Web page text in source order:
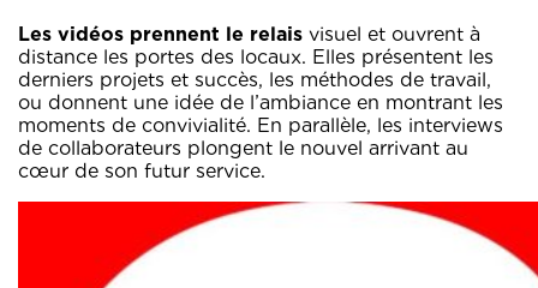
Les vidéos prennent le relais visuel et ouvrent à
distance les portes des locaux. Elles présentent les
derniers projets et succès, les méthodes de travail,
ou donnent une idée de l’ambiance en montrant les
moments de convivialité. En parallèle, les interviews
de collaborateurs plongent le nouvel arrivant au
cœur de son futur service.